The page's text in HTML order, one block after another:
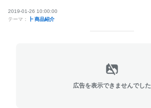
2019-01-26 10:00:00
テーマ：
┣ 商品紹介
広告を表示できませんでした